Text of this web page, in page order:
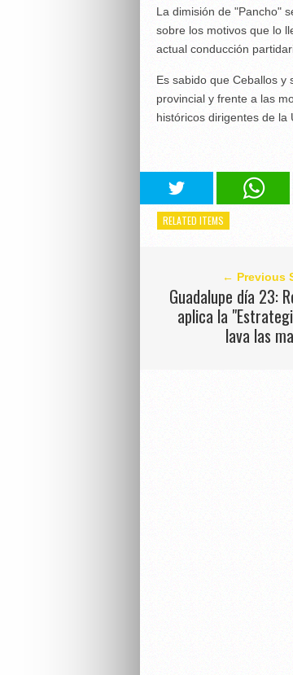
La dimisión de "Pancho"
sobre los motivos que lo
actual conducción
Es sabido que Ceballos
provincial y frente a las
históricos dirigentes de la
RELATED ITEMS
← Previous
Guadalupe día 23:
aplica la
lava las